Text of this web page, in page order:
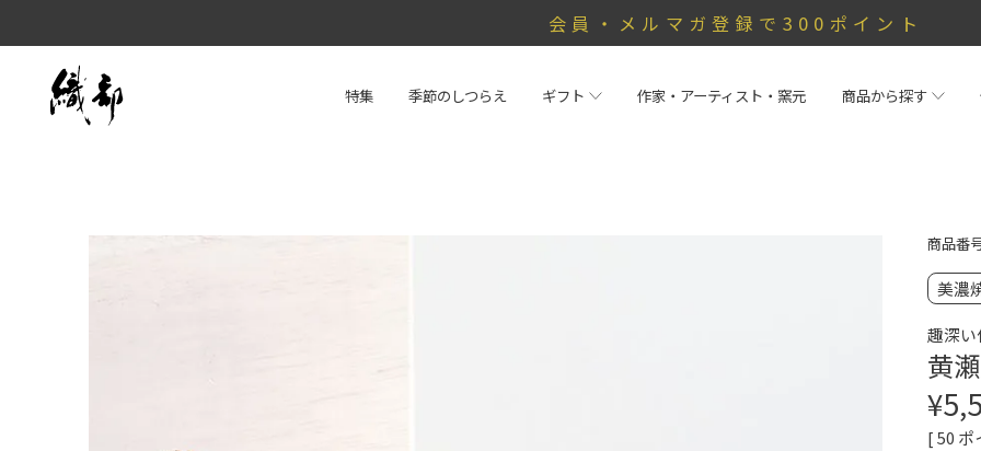
会員・メルマガ登録で300ポイント
特集 季節のしつらえ ギフト 作家・アーティスト・窯元 商品から探す
商品番
美濃
趣深い
黄
¥
[50 ポ